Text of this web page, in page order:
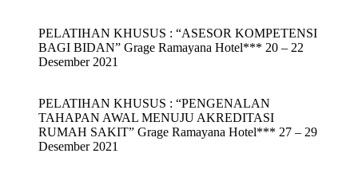
PELATIHAN KHUSUS : “ASESOR KOMPETENSI
BAGI BIDAN” Grage Ramayana Hotel*** 20 – 22
Desember 2021
PELATIHAN KHUSUS : “PENGENALAN
TAHAPAN AWAL MENUJU AKREDITASI
RUMAH SAKIT” Grage Ramayana Hotel*** 27 – 29
Desember 2021